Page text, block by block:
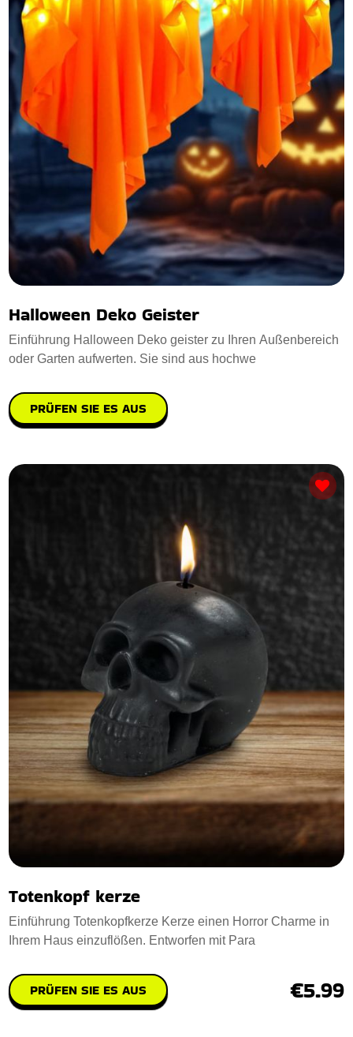
Halloween Deko Geister
Einführung Halloween Deko geister zu Ihren Außenbereich
oder Garten aufwerten. Sie sind aus hochwe
PRÜFEN SIE ES AUS
Totenkopf kerze
Einführung Totenkopfkerze Kerze einen Horror Charme in
Ihrem Haus einzuflößen. Entworfen mit Para
PRÜFEN SIE ES AUS €5.99